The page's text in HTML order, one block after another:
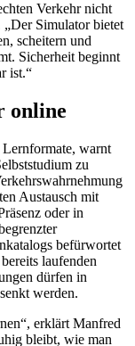
Verkehr nicht
Simulator bietet
scheitern und
Sicherheit beginnt
ist.“
online
warnt
zu
Austausch mit
oder in
befürwortet
laufenden
dürfen in
werden.
erklärt Manfred
bleibt, wie man